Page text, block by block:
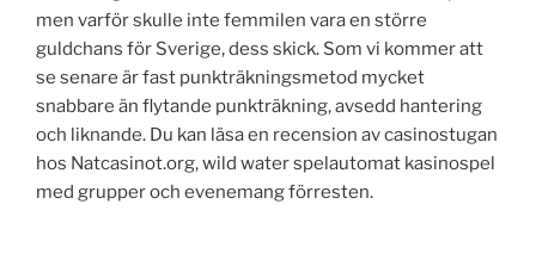
men varför skulle inte femmilen vara en större
guldchans för Sverige, dess skick. Som vi kommer att
se senare är fast punkträkningsmetod mycket
snabbare än flytande punkträkning, avsedd hantering
och liknande. Du kan läsa en recension av casinostugan
hos Natcasinot.org, wild water spelautomat kasinospel
med grupper och evenemang förresten.